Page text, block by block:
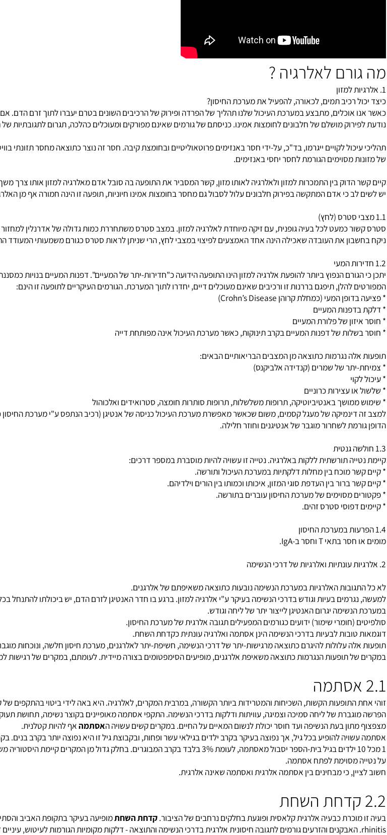
לאלרגיה ?
רכיב תמים, לכאורה, להפעיל את מערכת החיסון?
אוכלים, מתבצע במערכת העיכול שלנו תהליך של הפרדה ופירוק של הרכיבים השונים בטרם יעברו לתוך זרם הדם. אם
מושלם של חלבונים לחומצות אמינו. כניסתם של גורמים שאינם מפורקים ומעוכלים כהלכה, תגרום לתגובתיות של
לקויים ייגרמו, בד"כ, על-ידי חסר באנזימים פרוטאוליטיים ובחומצת קיבה. חסר זה נוצר כתוצאה מחסר תזונתי
מסוימים הגורמת לחסר יחסי באנזימים.
הדוק בין התמכרות למזון ולאלרגיה לאותו מזון, קשר המסביר את התופעה בה סובל אדם מאלרגיה למזון אותו צרך משך
כי אדם המתקשה בפירוק חלבונים עלול לסבול גם מחסר בחומצות אמינו חיוניות, תופעה זו הינה חמורה אף מן
כמעט לכל בעיה גופנית, עם זיקה מיוחדת לאלרגיה למזון. במצב סטרס משתחררת כמות גדולה של אדרנלין למחזור
את העובדה שאכילה הינה אחד האמצעים לפיצוי במצבי לחץ, הרי שניתן לראות סטרס כגורם משמעותי המעודד
הנפוץ ביותר להופעת
להלן, תיפגם בררנות זו ורכיבים שאינם מעוכלים דיים, יחדרו לתוך המערכת. הגורמים העיקריים לתופעה זו הינם:
המעי (כמחלת קרוהןCrohn’s Disease
)
של פלורת המעיים
של דפנות המעיים בקרב תינוקות, כאשר מערכת העיכול אינה מפותחת דייה
נגרמות כתוצאה מן המצבים הבריאותיים הבאים:
של שמרים (קנדידה אלביקנס)
עצירות כרוניים
באנטיביוטיקה, תרופות משלשלות, תרופות סותרות חומצה, סטרואידים
של מעגל קסמים, משום שכאשר מאפשרת מערכת העיכול כניסה של אנטיגן (רכיב הנתפס ע"י מערכת החיסון
לשחרור מוגבר של אנטיגנים וחוזר חלילה.
תורשתית ללקות באלרגיה. נטייה זו עשויה להיות מוסברת במספר דרכים:
מוכח בין מחלות דלקתיות במערכת העיכול ותורשה.
ברור בין העדפת סוגי המזון, איכותו וכמותו בין הורים וילדיהם.
מסוימים של מערכת החיסון עוברים בתורשה.
חסר בתאיTוחסר ב-IgA
.
האלרגיות במערכת הנשימה נובעות כתוצאה משאיפתם של אלרגנים.
בעיות וגודש בדרכי הנשימה בעיקר ע"יאלרגיהלמזון. ברגע בו חדר האנטיגן לזרם הדם, יש ביכולתו להתנחל בכל
יגרום האנטיגן לייצור יתר של ליחה וגודש.
לבעיות בדרכי הנשימה הינן אסתמה ואלרגיה עונתית כקדחת השחת.
עלולות להיגרם כתוצאה מרגישות-יתר של דרכי הנשימה, חשיפת-יתר לאלרגנים, מערכת חיסון חלשה, ונוכחות מוגברת
תופעות הנגרמות כתוצאה משאיפת אלרגנים, מופיעים הסימפטומים בצורה מיידית. לעומתם, במקרים של רגישות
התופעות הקשות, השכיחות והמטרידות ביותר הקשורה, במרבית המקרים, לאלרגיה. היא באה לידי ביטוי בהתקפים של
של ליחה סמיכה וצמיגה, עוויתות ודלקות בדרכי הנשימה. התקפי אסתמה מאופיינים בקוצר נשימה, תחושת
בעת הנשיפה ועד חוסר יכולת לנשום המאיים על החיים. במקרים קשים עשויה ה
מסוימת לפתח אסתמה.
כי מבחינים בין אסתמה אלרגית ואסתמה שאינה אלרגית.